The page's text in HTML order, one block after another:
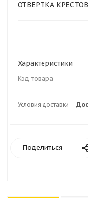
ОТВЕРТКА
Характеристики
Код товара
Условия доставки
Поделиться